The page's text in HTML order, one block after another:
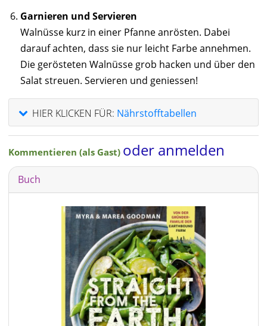
Garnieren und Servieren
Walnüsse kurz in einer Pfanne anrösten. Dabei
darauf achten, dass sie nur leicht Farbe annehmen.
Die gerösteten Walnüsse grob hacken und über den
Salat streuen. Servieren und geniessen!
HIER KLICKEN FÜR: Nährstofftabellen
Kommentieren (als Gast) oder anmelden
Buch